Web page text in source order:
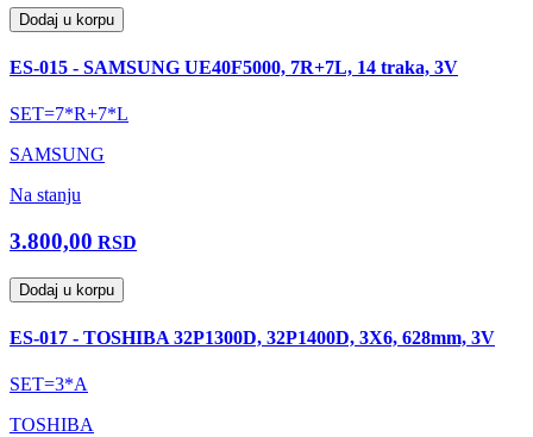
Dodaj u korpu
ES-015 - SAMSUNG UE40F5000, 7R+7L, 14 traka, 3V
SET=7*R+7*L
SAMSUNG
Na stanju
3.800,00 RSD
Dodaj u korpu
ES-017 - TOSHIBA 32P1300D, 32P1400D, 3X6, 628mm, 3V
SET=3*A
TOSHIBA